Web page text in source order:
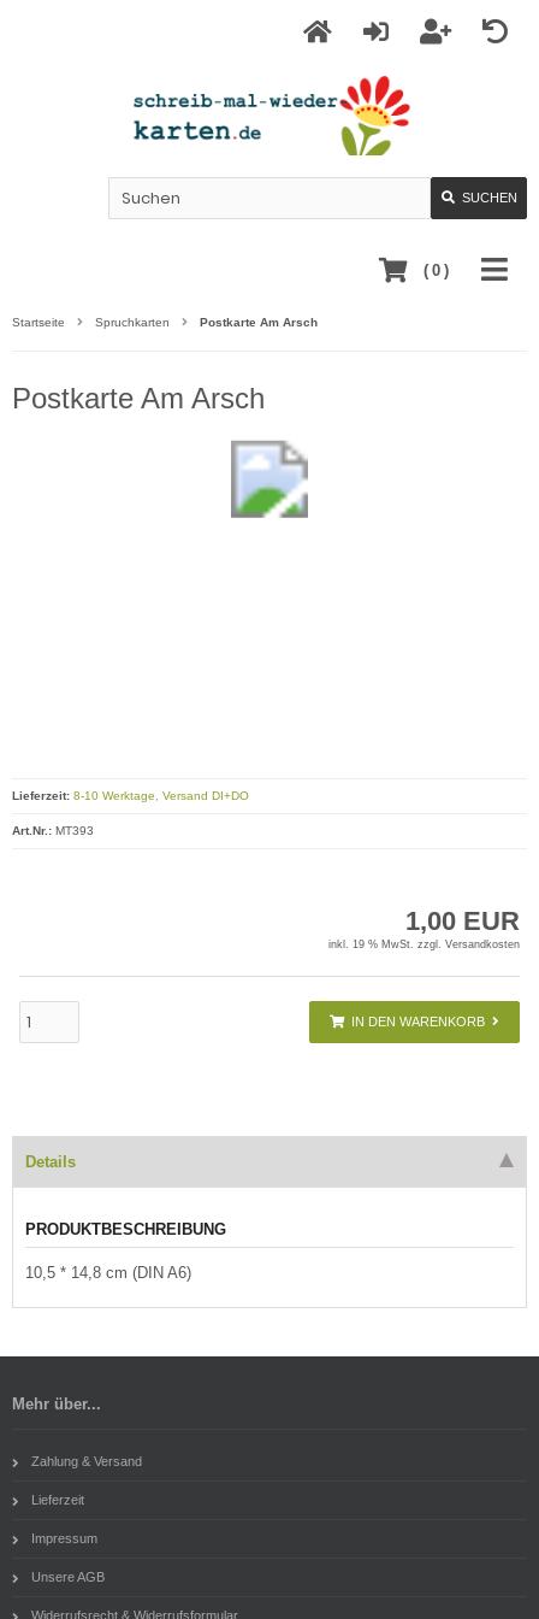
SUCHEN
( 0 )
Startseite Spruchkarten Postkarte Am Arsch
Postkarte Am Arsch
1,00 EUR
inkl. 19 % MwSt. zzgl. Versandkosten
IN DEN WARENKORB
Lieferzeit: 8-10 Werktage, Versand DI+DO
Art.Nr.: MT393
Details
PRODUKTBESCHREIBUNG
10,5 * 14,8 cm (DIN A6)
Mehr über...
Zahlung & Versand
Lieferzeit
Impressum
Unsere AGB
Widerrufsrecht & Widerrufsformular